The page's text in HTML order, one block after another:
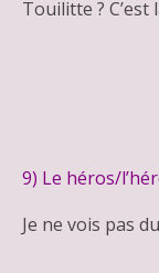
Touilitte ?
9) Le héros/
Je ne vois pas